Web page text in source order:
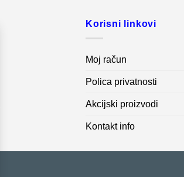
Korisni linkovi
Moj račun
Polica privatnosti
Akcijski proizvodi
Kontakt info